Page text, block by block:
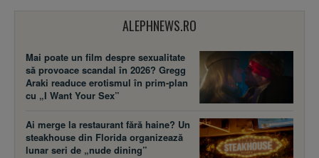
ALEPHNEWS.RO
Mai poate un film despre sexualitate
să provoace scandal în 2026? Gregg
Araki readuce erotismul în prim-plan
cu „I Want Your Sex”
Ai merge la restaurant fără haine? Un
steakhouse din Florida organizează
lunar seri de „nude dining”